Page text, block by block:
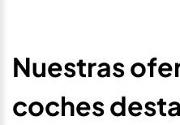
Nuestras
coches